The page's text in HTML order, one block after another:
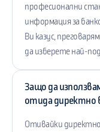
професионални
информация за
Ви казус,
да изберете най-
Защо да
отида директно
Отивайки